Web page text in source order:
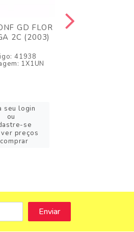
GD FLOR
2C (2003)
41938
1X1UN
seu login
ou
se
preços